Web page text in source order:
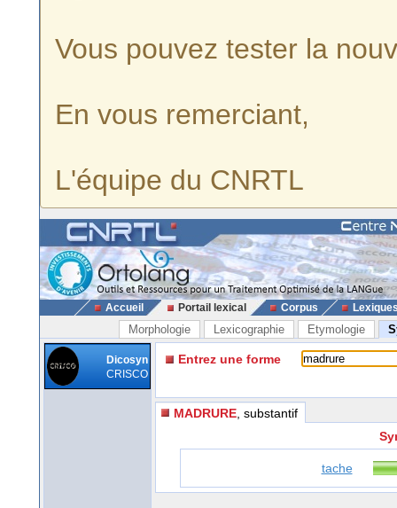
Vous pouvez tester la
En vous remerciant,
L'équipe du CNRTL
Accueil Portail lexical Corpus
Morphologie Lexicographie Etymologie
Dicosyn
CRISCO
Entrez une forme
MADRURE , substantif
tache